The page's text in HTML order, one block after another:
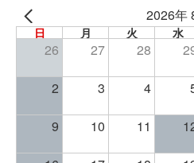
2026年
日 月 火 水
26 27 28
2 3 4
9 10 11